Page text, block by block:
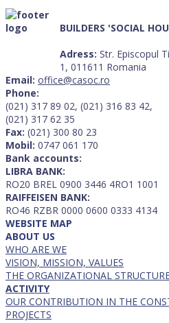
BUILDERS 'SOCIAL
Adress: Str. Episcopul
1, 011611 Romania
Email: office@casoc.ro
Phone:
(021) 317 89 02, (021) 316 83 42,
(021) 317 62 35
Fax: (021) 300 80 23
Mobil: 0747 061 170
Bank accounts:
LIBRA BANK:
RO20 BREL 0900 3446 4RO1 1001
RAIFFEISEN BANK:
RO46 RZBR 0000 0600 0333 4134
WEBSITE MAP
ABOUT US
WHO ARE WE
VISION, MISSION, VALUES
THE ORGANIZATIONAL
ACTIVITY
OUR CONTRIBUTION IN THE
PROJECTS